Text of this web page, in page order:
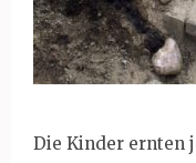
Die Kinder ernten